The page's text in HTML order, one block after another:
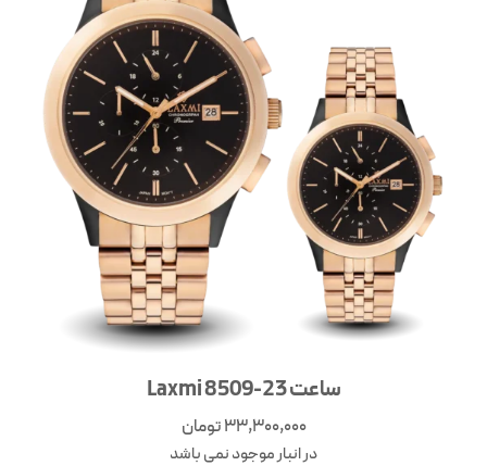
ساعت Laxmi 8509-23
33,300,000تومان
در انبار موجود نمی باشد